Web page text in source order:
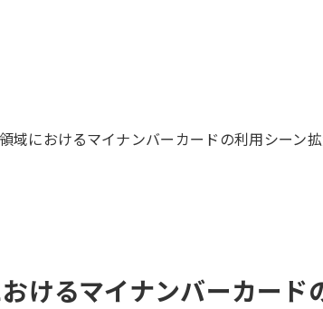
域におけるマイナンバーカードの利用シーン
けるマイナンバーカー